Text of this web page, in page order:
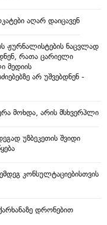
აღარ დაიცავენ
ჟურნალისტების ნაცვლად
რათა ცარიელი
მედიის
არ უშვებდნენ -
მოხდა, არის მსხვერპლი
უზბეკეთის შვიდი
კონსულტაციებისთვის
დრონებით